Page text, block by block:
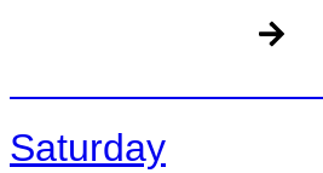
Saturday